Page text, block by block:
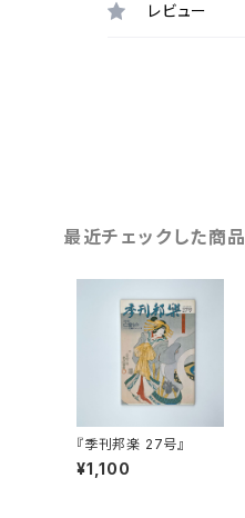
レビュー
最近チェックした商品
『季刊邦楽 27号』
¥1,100